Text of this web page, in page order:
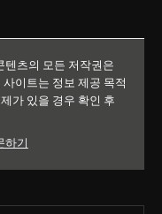
텐츠의 모든 저작권은
이트는 정보 제공 목적
가 있을 경우 확인 후
하기